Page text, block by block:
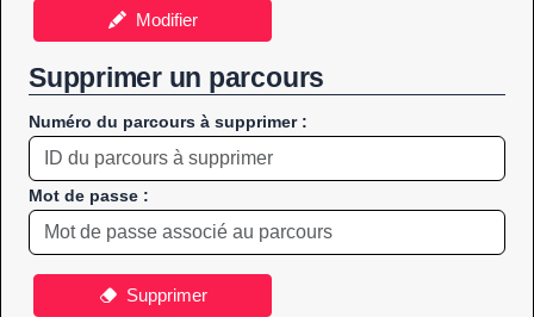
Modifier
Supprimer un parcours
Numéro du parcours à supprimer :
Mot de passe :
Supprimer